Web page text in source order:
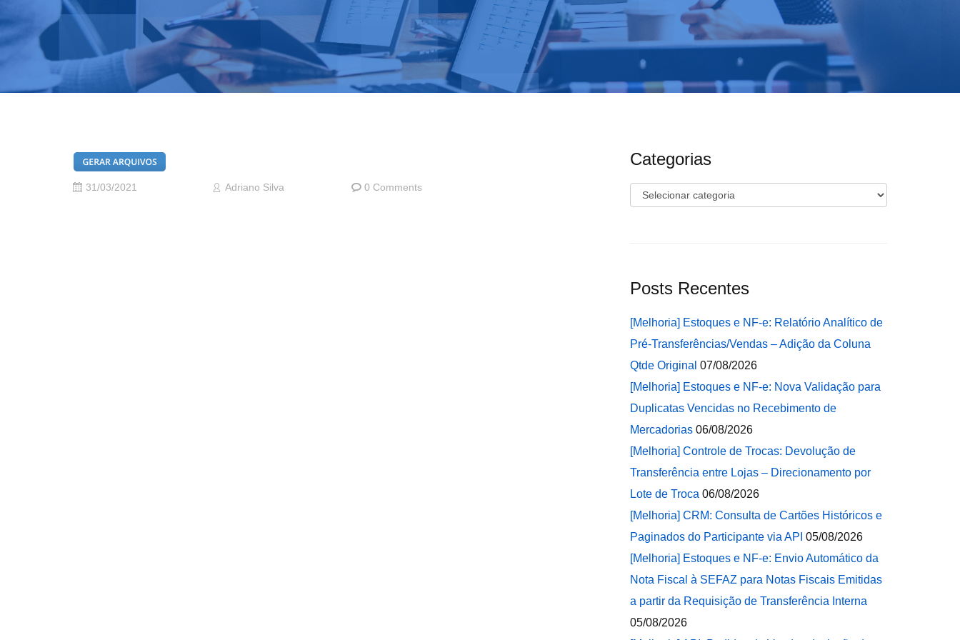
31/03/2021 Adriano Silva 0 Comments
Categorias
Categorias
Posts Recentes
[Melhoria] Estoques e NF-e: Relatório Analítico de
Pré-Transferências/Vendas – Adição da Coluna
Qtde Original 07/08/2026
[Melhoria] Estoques e NF-e: Nova Validação para
Duplicatas Vencidas no Recebimento de
Mercadorias 06/08/2026
[Melhoria] Controle de Trocas: Devolução de
Transferência entre Lojas – Direcionamento por
Lote de Troca 06/08/2026
[Melhoria] CRM: Consulta de Cartões Históricos e
Paginados do Participante via API 05/08/2026
[Melhoria] Estoques e NF-e: Envio Automático da
Nota Fiscal à SEFAZ para Notas Fiscais Emitidas
a partir da Requisição de Transferência Interna
05/08/2026